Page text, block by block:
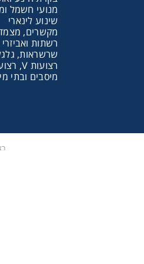
מנועי חשמל
שינוע לינארי
מקשרים,
רשתות
שרשראות,
רצועות V, רצועות תזמון וגלגלים
מיסבים ובתי
רצועות
עיבוד